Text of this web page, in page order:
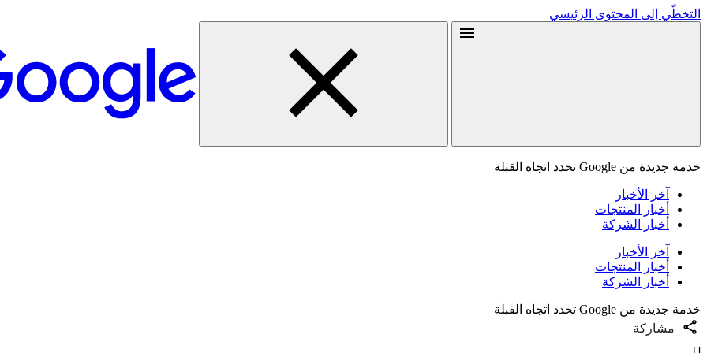
التخطّي إلى المحتوى الرئيسي
خدمة جديدة من Google تحدد اتجاه القبلة
آخر الأخبار
أخبار المنتجات
أخبار الشركة
آخر الأخبار
أخبار المنتجات
أخبار الشركة
خدمة جديدة من Google تحدد اتجاه القبلة
مشاركة